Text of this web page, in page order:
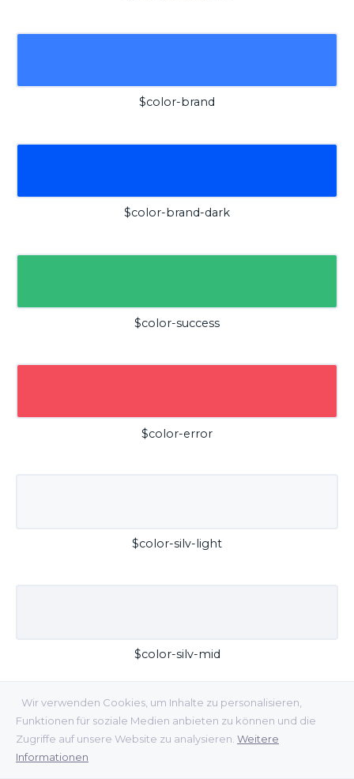
Wir verwenden Cookies, um Inhalte zu personalisieren,
Funktionen für soziale Medien anbieten zu können und die
Zugriffe auf unsere Website zu analysieren. Weitere
Informationen
$color-brand
$color-brand-dark
$color-success
$color-error
$color-silv-light
$color-silv-mid